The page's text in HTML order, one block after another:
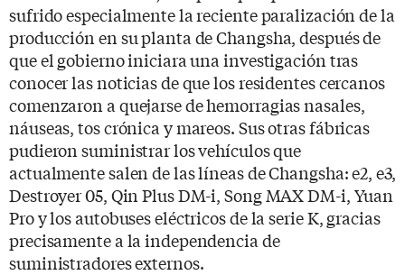
sufrido especialmente la reciente paralización de la
producción en su planta de Changsha, después de
que el gobierno iniciara una investigación tras
conocer las noticias de que los residentes cercanos
comenzaron a quejarse de hemorragias nasales,
náuseas, tos crónica y mareos. Sus otras fábricas
pudieron suministrar los vehículos que
actualmente salen de las líneas de Changsha: e2, e3,
Destroyer 05, Qin Plus DM-i, Song MAX DM-i, Yuan
Pro y los autobuses eléctricos de la serie K, gracias
precisamente a la independencia de
suministradores externos.